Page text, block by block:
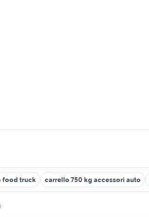
food truck carrello 750 kg accessori auto